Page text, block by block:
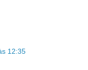
12:35